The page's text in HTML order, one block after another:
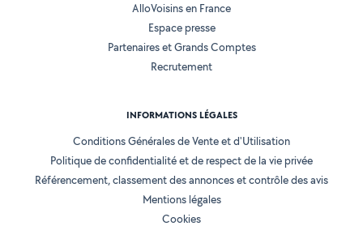
AlloVoisins en France
Espace presse
Partenaires et Grands Comptes
Recrutement
INFORMATIONS LÉGALES
Conditions Générales de Vente et d'Utilisation
Politique de confidentialité et de respect de la vie privée
Référencement, classement des annonces et contrôle des avis
Mentions légales
Cookies